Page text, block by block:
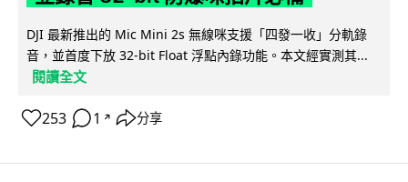
DJI 最新推出的 Mic Mini 2s 無線咪支援「四發一收」分軌錄
音，並首度下放 32-bit Float 浮點內錄功能。本文經實測其...
閱讀全文
253 1 ↗ 分享